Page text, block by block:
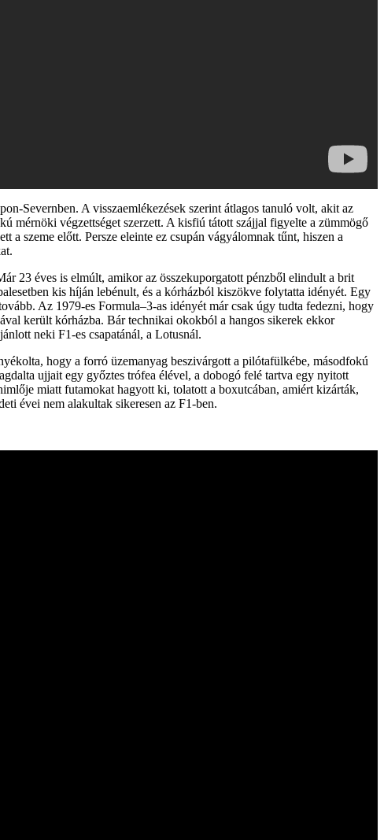
Severnben. A visszaemlékezések szerint átlagos tanuló volt, akit az
mérnöki végzettséget szerzett. A kisfiú tátott szájjal figyelte a zümmögő
szeme előtt. Persze eleinte ez csupán vágyálomnak tűnt, hiszen a
23 éves is elmúlt, amikor az összekuporgatott pénzből elindult a brit
kis híján lebénult, és a kórházból kiszökve folytatta idényét. Egy
Az 1979-es Formula–3-as idényét már csak úgy tudta fedezni, hogy
került kórházba. Bár technikai okokból a hangos sikerek ekkor
neki F1-es csapatánál, a Lotusnál.
hogy a forró üzemanyag beszivárgott a pilótafülkébe, másodfokú
ujjait egy győztes trófea élével, a dobogó felé tartva egy nyitott
miatt futamokat hagyott ki, tolatott a boxutcában, amiért kizárták,
évei nem alakultak sikeresen az F1-ben.